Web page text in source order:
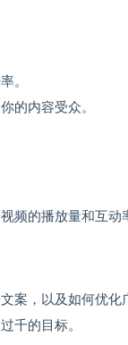
。
的内容受众。
频的播放量和互动
案，以及如何优化
千的目标。